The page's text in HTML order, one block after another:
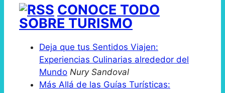
CONOCE TODO
SOBRE TURISMO
Deja que tus Sentidos Viajen:
Experiencias Culinarias alrededor del
Mundo Nury Sandoval
Más Allá de las Guías Turísticas: